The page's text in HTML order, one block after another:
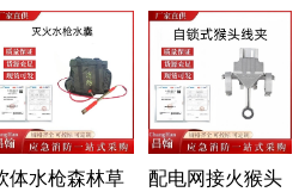
型防化服、午休陪护床、冰面救
、冰面冰爪防滑鞋、气垫冰面救
体水枪森林草
配电网接火猴头